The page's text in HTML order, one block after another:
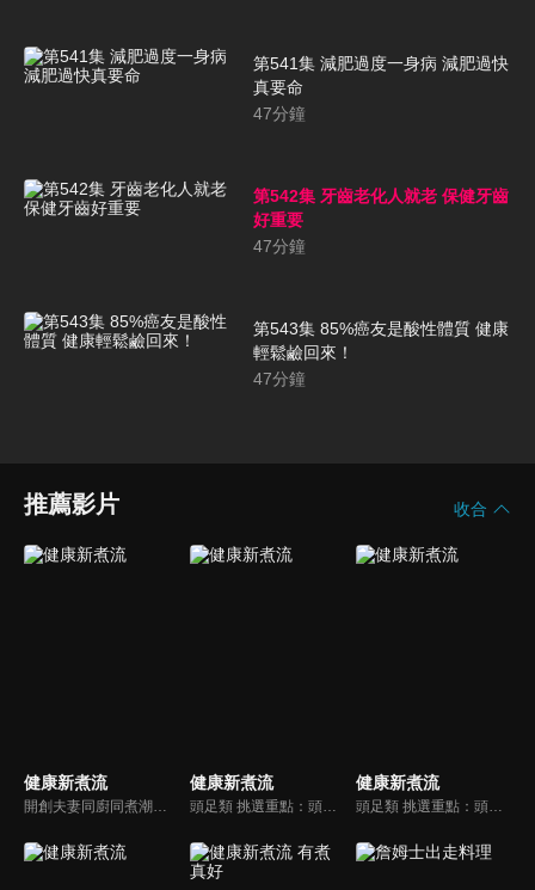
第541集 減肥過度一身病 減肥過快
真要命
47分鐘
第542集 牙齒老化人就老 保健牙齒
好重要
47分鐘
第543集 85%癌友是酸性體質 健康
輕鬆鹼回來！
47分鐘
推薦影片 收合
健康新煮流 健康新煮流
頭足類 挑選重點：頭足類利用清洗時去除內臟可以降低膽固醇的攝取。挑選雙眼清澈明亮，眼球稍微凸出，肉質結實有彈性為佳。身體具透明感，觸腕或是吸盤一碰到活體就會吸附住便是新鮮的。
健康新煮流
頭足類 挑選重點：頭足類利用清洗時去除內臟可以降低膽固醇的攝取。挑選雙眼清澈明亮，眼球稍微凸出，肉質結實有彈性為佳。身體具透明感，觸腕或是吸盤一碰到活體就會吸附住便是新鮮的。